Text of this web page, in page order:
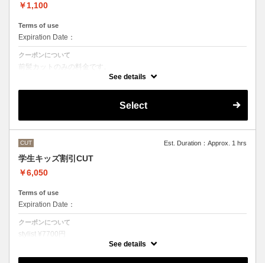
￥1,100
Terms of use
Expiration Date：
クーポンについて
前髪カットのみの料金です。
●その他のメニューとご一緒に選択された場合
See details
Select
CUT Est. Duration：Approx. 1 hrs
学生キッズ割引CUT
￥6,050
Terms of use
Expiration Date：
クーポンについて
stylist ¥7700円
See details